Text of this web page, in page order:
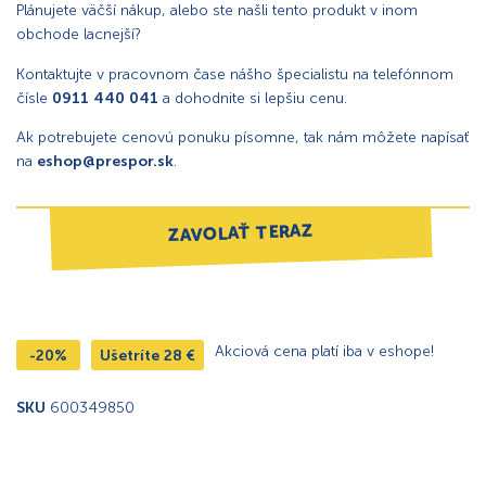
Plánujete väčší nákup, alebo ste našli tento produkt v inom
obchode lacnejší?
Kontaktujte v pracovnom čase nášho špecialistu na telefónnom
čísle 0911 440 041 a dohodnite si lepšiu cenu.
Ak potrebujete cenovú ponuku písomne, tak nám môžete napísať
na eshop@prespor.sk.
ZAVOLAŤ TERAZ
-20% Ušetríte 28 € Akciová cena platí iba v eshope!
SKU 600349850